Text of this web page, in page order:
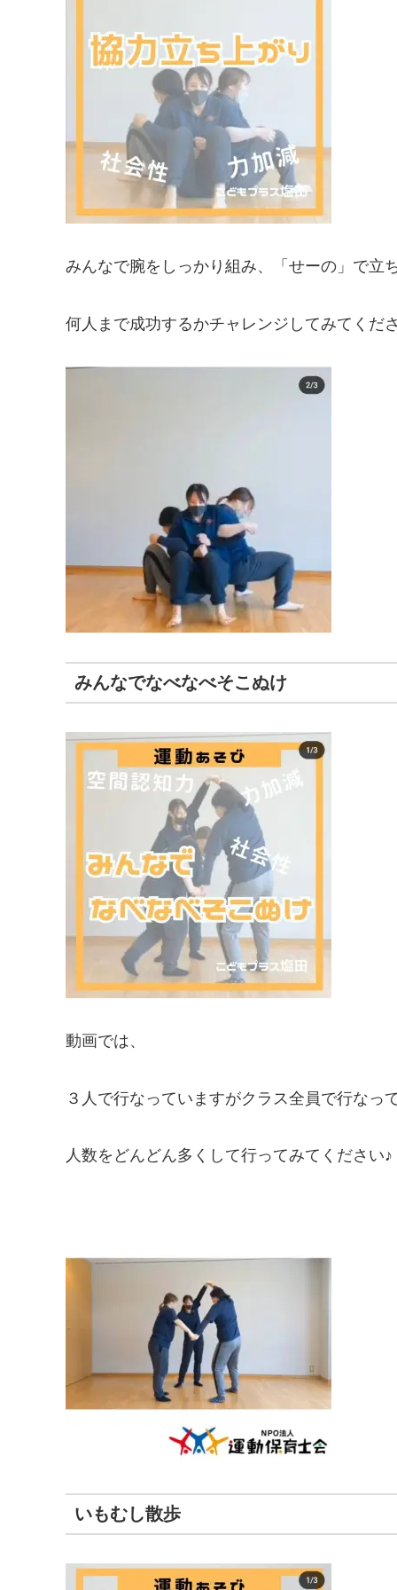
みんなで腕をしっかり組み、「せーの」で立
何人まで成功するかチャレンジしてみてくだ
みんなでなべなべそこぬけ
動画では、
３人で行なっていますがクラス全員で行なっ
人数をどんどん多くして行ってみてください♪
いもむし散歩